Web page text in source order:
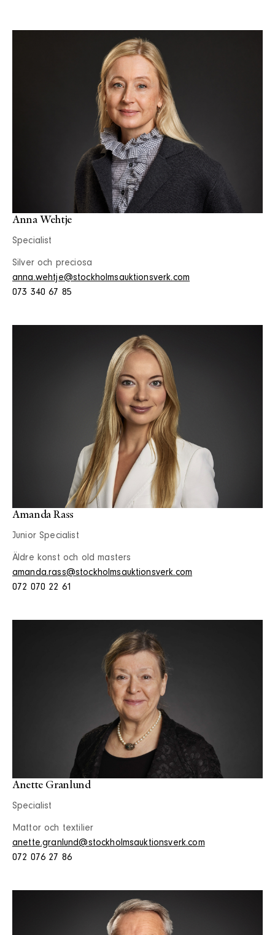
Anna Wehtje
Specialist
Silver och preciosa
anna.wehtje@stockholmsauktionsverk.com
073 340 67 85
Amanda Rass
Junior Specialist
Äldre konst och old masters
amanda.rass@stockholmsauktionsverk.com
072 070 22 61
Anette Granlund
Specialist
Mattor och textilier
anette.granlund@stockholmsauktionsverk.com
072 076 27 86